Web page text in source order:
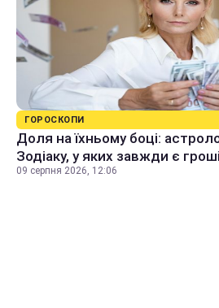
ГОРОСКОПИ
Доля на їхньому боці:
Зодіаку, у яких завжди є гроші
09 серпня 2026, 12:06